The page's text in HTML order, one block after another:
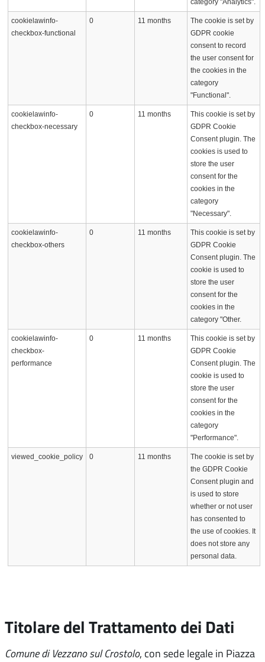
category "Analytics".
cookielawinfo-
checkbox-functional
0 11 months
The cookie is set by
GDPR cookie
consent to record
the user consent for
the cookies in the
category
"Functional".
cookielawinfo-
checkbox-necessary
0 11 months
This cookie is set by
GDPR Cookie
Consent plugin. The
cookies is used to
store the user
consent for the
cookies in the
category
"Necessary".
cookielawinfo-
checkbox-others
0 11 months
This cookie is set by
GDPR Cookie
Consent plugin. The
cookie is used to
store the user
consent for the
cookies in the
category "Other.
cookielawinfo-
checkbox-
performance
0 11 months
This cookie is set by
GDPR Cookie
Consent plugin. The
cookie is used to
store the user
consent for the
cookies in the
category
"Performance".
viewed_cookie_policy 0 11 months
The cookie is set by
the GDPR Cookie
Consent plugin and
is used to store
whether or not user
has consented to
the use of cookies. It
does not store any
personal data.
Titolare del Trattamento dei Dati
Comune di Vezzano sul Crostolo, con sede legale in Piazza